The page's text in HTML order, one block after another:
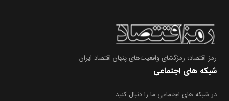
رمز اقتصاد؛ رمزگشای واقعیت‌های پنهان اقتصاد ایران
شبکه های اجتماعی
در شبکه های اجتماعی ما را دنبال کنید ...